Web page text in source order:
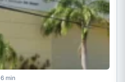
6 min